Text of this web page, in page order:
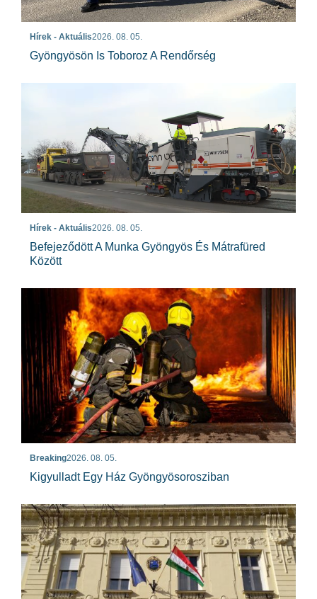
Hírek - Aktuális2026. 08. 05.
Gyöngyösön Is Toboroz A Rendőrség
Hírek - Aktuális2026. 08. 05.
Befejeződött A Munka Gyöngyös És Mátrafüred
Között
Breaking2026. 08. 05.
Kigyulladt Egy Ház Gyöngyösorosziban